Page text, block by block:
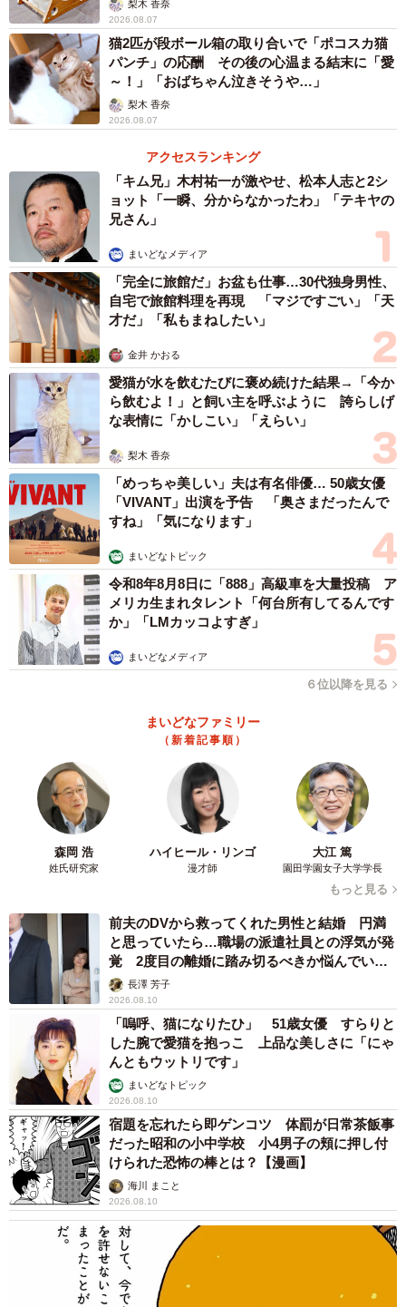
梨木 香奈
2026.08.07
猫2匹が段ボール箱の取り合いで「ポコスカ猫
パンチ」の応酬 その後の心温まる結末に「愛
～！」「おばちゃん泣きそうや…」
梨木 香奈
2026.08.07
アクセスランキング
「キム兄」木村祐一が激やせ、松本人志と2シ
ョット「一瞬、分からなかったわ」「テキヤの
兄さん」
まいどなメディア
「完全に旅館だ」お盆も仕事…30代独身男性、
自宅で旅館料理を再現 「マジですごい」「天
才だ」「私もまねしたい」
金井 かおる
愛猫が水を飲むたびに褒め続けた結果→「今か
ら飲むよ！」と飼い主を呼ぶように 誇らしげ
な表情に「かしこい」「えらい」
梨木 香奈
「めっちゃ美しい」夫は有名俳優… 50歳女優
「VIVANT」出演を予告 「奥さまだったんで
すね」「気になります」
まいどなトピック
令和8年8月8日に「888」高級車を大量投稿 ア
メリカ生まれタレント「何台所有してるんです
か」「LMカッコよすぎ」
まいどなメディア
６位以降を見る
まいどなファミリー
（新着記事順）
森岡 浩
姓氏研究家
ハイヒール・リンゴ
漫才師
大江 篤
園田学園女子大学学長
もっと見る
前夫のDVから救ってくれた男性と結婚 円満
と思っていたら…職場の派遣社員との浮気が発
覚 2度目の離婚に踏み切るべきか悩んでいま
す【夫婦関係修復カウンセラーが解説】
長澤 芳子
2026.08.10
「嗚呼、猫になりたひ」 51歳女優 すらりと
した腕で愛猫を抱っこ 上品な美しさに「にゃ
んともウットリです」
まいどなトピック
2026.08.10
宿題を忘れたら即ゲンコツ 体罰が日常茶飯事
だった昭和の小中学校 小4男子の頬に押し付
けられた恐怖の棒とは？【漫画】
海川 まこと
2026.08.10